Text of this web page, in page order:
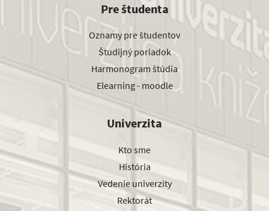
Pre študenta
Oznamy pre študentov
Študijný poriadok
Harmonogram štúdia
Elearning - moodle
Univerzita
Kto sme
História
Vedenie univerzity
Rektorát